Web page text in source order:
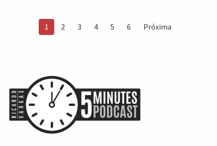
1 2 3 4 5 6 Próxima